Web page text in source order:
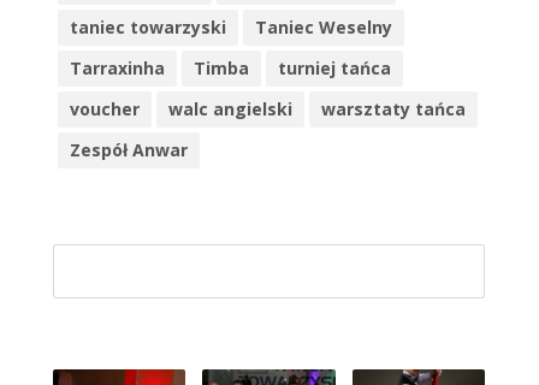
taniec towarzyski
Taniec Weselny
Tarraxinha
Timba
turniej tańca
voucher
walc angielski
warsztaty tańca
Zespół Anwar